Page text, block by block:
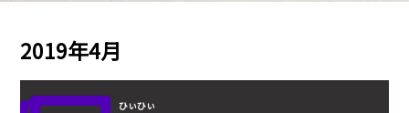
2019年4月
ひぃひぃ